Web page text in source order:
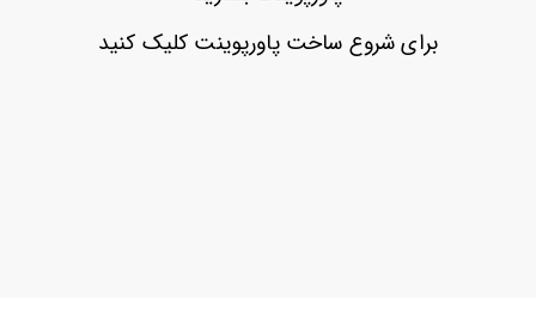
بازیابی
برای شروع ساخت پاورپوینت کلیک کنید